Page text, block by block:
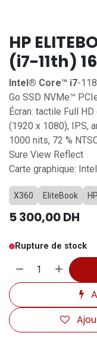
HP
(i7-11th)
Intel® Core™ i7-
Go SSD NVMe™
Écran: tactile Full
(1920 x 1080), IPS,
1000 nits, 72 %
Sure View Reflect
Carte graphique:
X360 EliteBook HP
5 300,00DH
Rupture de stock